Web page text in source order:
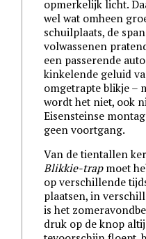
opmerkelijk licht.
wel wat omheen
schuilplaats, de
volwassenen
een passerende
kinkelende geluid
omgetrapte blikje –
wordt het niet, ook
Eisensteinse
geen voortgang.
Van de tientallen
Blikkie-trapmoet
op verschillende
plaatsen, in
is het
druk op de knop